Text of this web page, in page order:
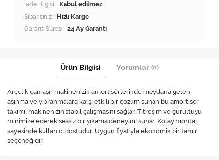
İade Bilgisi:
Siparişiniz: Hızlı Kargo
Garanti Süresi: 24 Ay Garanti
Ürün Bilgisi Yorumlar (0)
Arçelik çamaşır makinenizin amortisörlerinde meydana gelen
aşınma ve yıpranmalara karşı etkili bir çözüm sunan bu amortisör
takımı, makinenizin stabil çalışmasını sağlar. Titreşim ve gürültüyü
minimize ederek sessiz bir yıkama deneyimi sunar. Kolay montajı
sayesinde kullanıcı dostudur. Uygun fiyatıyla ekonomik bir tamir
seçeneğidir.​